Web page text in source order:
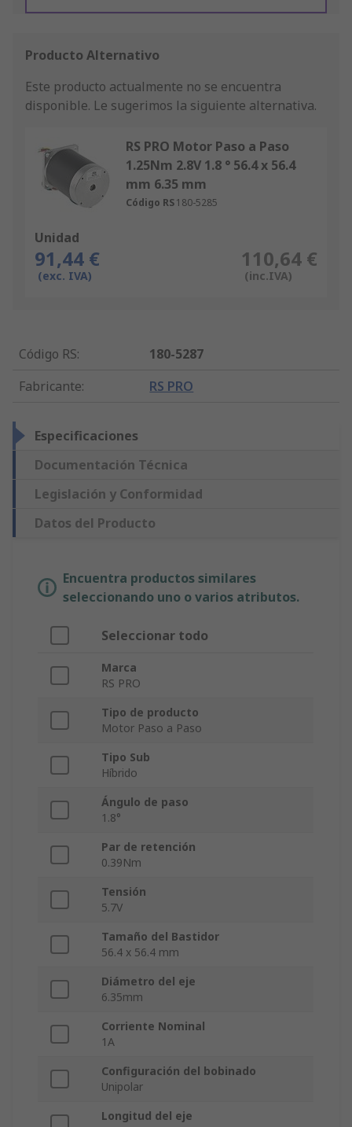
Producto Alternativo
Este producto actualmente no se encuentra
disponible. Le sugerimos la siguiente alternativa.
RS PRO Motor Paso a Paso
1.25Nm 2.8V 1.8 ° 56.4 x 56.4
mm 6.35 mm
Código RS180-5285
Unidad
91,44 €
(exc. IVA)
110,64 €
(inc.IVA)
Código RS:
180-5287
Fabricante: RS PRO
Especificaciones
Documentación Técnica
Legislación y Conformidad
Datos del Producto
Encuentra productos similares
seleccionando uno o varios atributos.
Seleccionar todo
Marca
RS PRO
Tipo de producto
Motor Paso a Paso
Tipo Sub
Híbrido
Ángulo de paso
1.8°
Par de retención
0.39Nm
Tensión
5.7V
Tamaño del Bastidor
56.4 x 56.4 mm
Diámetro del eje
6.35mm
Corriente Nominal
1A
Configuración del bobinado
Unipolar
Longitud del eje